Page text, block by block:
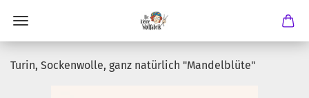
Turin, Sockenwolle, ganz natürlich "Mandelblüte"